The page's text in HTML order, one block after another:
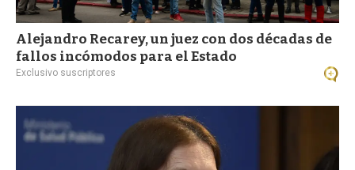
Alejandro Recarey, un juez con dos décadas de
fallos incómodos para el Estado
Exclusivo suscriptores